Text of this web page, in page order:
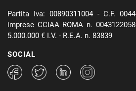
Partita Iva: 00890311004 - C.F.
imprese CCIAA ROMA n.
5.000.000 € I.V. - R.E.A. n. 83839
SOCIAL